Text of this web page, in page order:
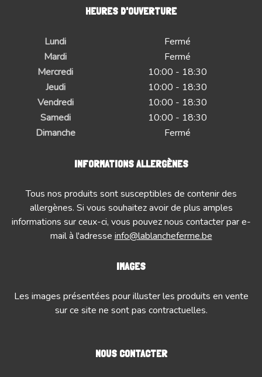
HEURES D'OUVERTURE
Lundi
Fermé
Mardi
Fermé
Mercredi
10:00 - 18:30
Jeudi
10:00 - 18:30
Vendredi
10:00 - 18:30
Samedi
10:00 - 18:30
Dimanche
Fermé
INFORMATIONS ALLERGÈNES
Tous nos produits sont susceptibles de contenir des
allergènes. Si vous souhaitez avoir de plus amples
informations sur ceux-ci, vous pouvez nous contacter par e-
mail à l'adresse info@lablancheferme.be
IMAGES
Les images présentées pour illuster les produits en vente
sur ce site ne sont pas contractuelles.
NOUS CONTACTER